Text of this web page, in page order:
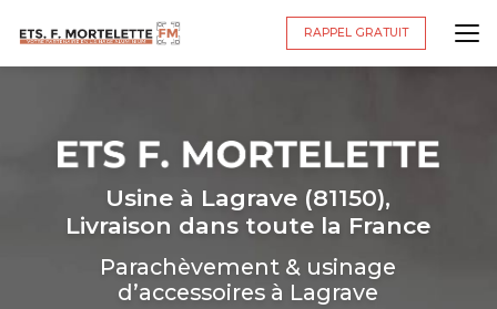
principal
RAPPEL GRATUIT
Usine à Lagrave (81150),
Livraison dans toute la France
Parachèvement & usinage
d’accessoires à Lagrave